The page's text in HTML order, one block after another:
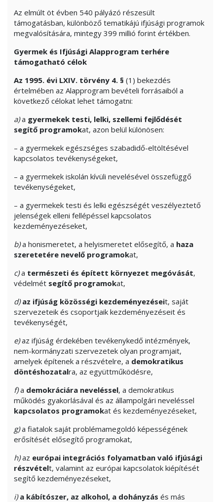
Az elmúlt öt évben 540 pályázó részesült
támogatásban, különböző tematikájú ifjúsági programok
megvalósítására, mintegy 399 millió forint értékben.
Gyermek és Ifjúsági Alapprogram terhére
támogatható célok
Az 1995. évi LXIV. törvény 4. § (1) bekezdés
értelmében az Alapprogram bevételi forrásaiból a
következő célokat lehet támogatni:
a)a gyermekek testi, lelki, szellemi fejlődését
segítő programokat, azon belül különösen:
– a gyermekek egészséges szabadidő-eltöltésével
kapcsolatos tevékenységeket,
– a gyermekek iskolán kívüli nevelésével összefüggő
tevékenységeket,
– a gyermekek testi és lelki egészségét veszélyeztető
jelenségek elleni fellépéssel kapcsolatos
kezdeményezéseket,
b)a honismeretet, a helyismeretet elősegítő, a haza
szeretetére nevelő programokat,
c)a természeti és épített környezet megóvását,
védelmét segítő programokat,
d)az ifjúság közösségi kezdeményezéseit, saját
szervezeteik és csoportjaik kezdeményezéseit és
tevékenységét,
e)az ifjúság érdekében tevékenykedő intézmények,
nem-kormányzati szervezetek olyan programjait,
amelyek építenek a részvételre, a demokratikus
döntéshozatalra, az együttműködésre,
f)a demokráciára neveléssel, a demokratikus
működés gyakorlásával és az állampolgári neveléssel
kapcsolatos programokat és kezdeményezéseket,
g)a fiatalok saját problémamegoldó képességének
erősítését elősegítő programokat,
h)az európai integrációs folyamatban való ifjúsági
részvételt, valamint az európai kapcsolatok kiépítését
segítő kezdeményezéseket,
i)a kábítószer, az alkohol, a dohányzás és más